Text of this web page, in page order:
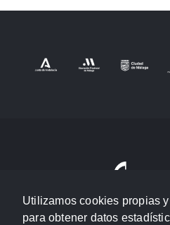
Utilizamos cookies propias
para obtener datos